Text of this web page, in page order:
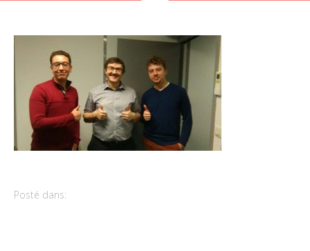
Posté dans: